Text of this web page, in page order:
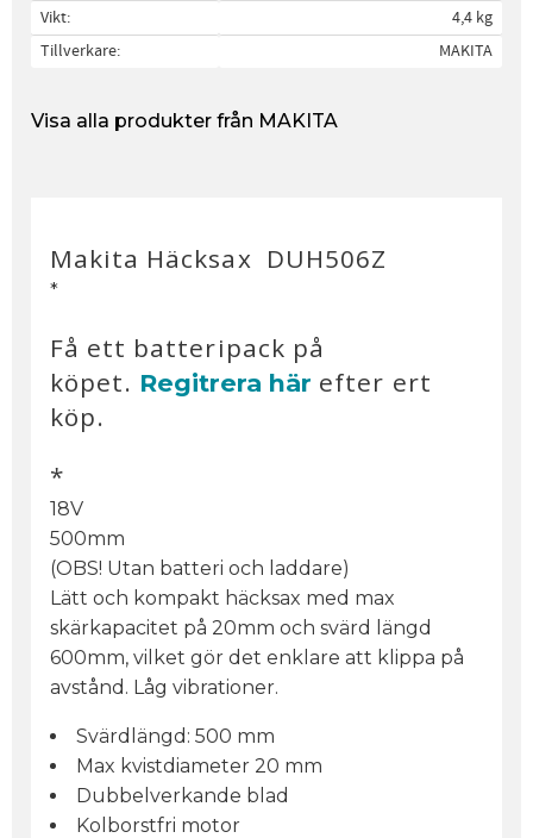
Vikt
4,4 kg
Tillverkare
MAKITA
Visa alla produkter från MAKITA
Makita Häcksax DUH506Z
*
Få ett batteripack på
köpet. Regitrera här efter ert
köp.
*
18V
500mm
(OBS! Utan batteri och laddare)
Lätt och kompakt häcksax med max
skärkapacitet på 20mm och svärd längd
600mm, vilket gör det enklare att klippa på
avstånd. Låg vibrationer.
Svärdlängd: 500 mm
Max kvistdiameter 20 mm
Dubbelverkande blad
Kolborstfri motor